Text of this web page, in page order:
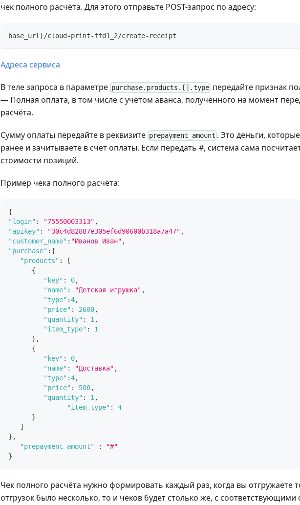
чек полного расчёта. Для этого отправьте POST-запрос по адресу:
base_url}/cloud-print-ffd1_2/create-receipt
Адреса сервиса
В теле запроса в параметре purchase.products.[].type передайте признак
— Полная оплата, в том числе с учётом аванса, полученного на момент
расчёта.
Сумму оплаты передайте в реквизите prepayment_amount . Это деньги,
ранее и зачитываете в счёт оплаты. Если передать #, система сама
стоимости позиций.
Пример чека полного расчёта:
{
"login" : "75550003313" ,
"apikey" : "30c4d82887e305ef6d90600b318a7a47" ,
"customer_name" : "Иванов Иван" ,
"purchase" : {
"products" :
[
{
"key" : 0,
"name" : "Детская игрушка" ,
"type" :4,
"price" : 2600,
"quantity" : 1 ,
"item_type" :
1
} ,
{
"key" : 0,
"name" : "Доставка" ,
"type" :4,
"price" : 500,
"quantity" : 1 ,
"item_type" :
4
}
]
} ,
"prepayment_amount"
:
"#"
}
Чек полного расчёта нужно формировать каждый раз, когда вы отгружаете
отгрузок было несколько, то и чеков будет столько же, с